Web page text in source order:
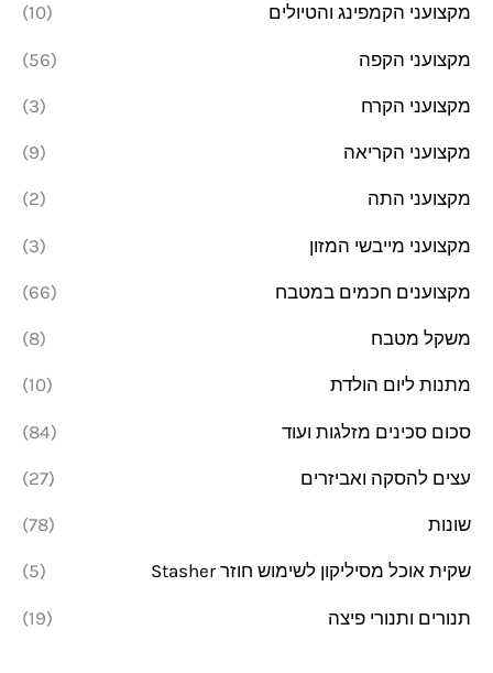
מקצועני הקמפינג והטיולים (10)
מקצועני הקפה (56)
מקצועני הקרח (3)
מקצועני הקריאה (9)
מקצועני התה (2)
מקצועני מייבשי המזון (3)
מקצוענים חכמים במטבח (66)
משקל מטבח (8)
מתנות ליום הולדת (10)
סכום סכינים מזלגות ועוד (84)
עצים להסקה ואביזרים (27)
שונות (78)
שקית אוכל מסיליקון לשימוש חוזר Stasher (5)
תנורים ותנורי פיצה (19)